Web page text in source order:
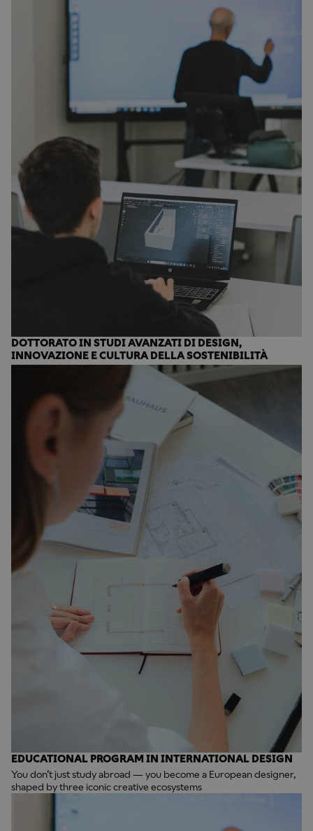
DOTTORATO IN STUDI AVANZATI DI DESIGN,
INNOVAZIONE E CULTURA DELLA SOSTENIBILITÀ
EDUCATIONAL PROGRAM IN INTERNATIONAL DESIGN
You don’t just study abroad — you become a European designer,
shaped by three iconic creative ecosystems